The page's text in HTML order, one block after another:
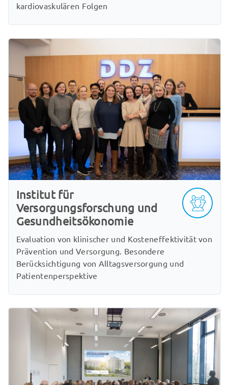
kardiovaskulären Folgen
Institut für
Versorgungsforschung und
Gesundheitsökonomie
Evaluation von klinischer und Kosteneffektivität von
Prävention und Versorgung. Besondere
Berücksichtigung von Alltagsversorgung und
Patientenperspektive